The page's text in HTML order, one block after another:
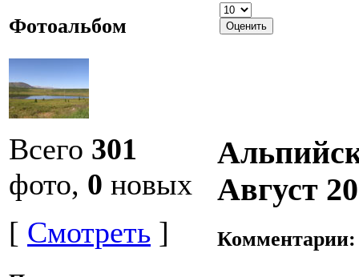
Фотоальбом
Всего 301
фото, 0 новых
[ Смотреть ]
Август
Комментарии: